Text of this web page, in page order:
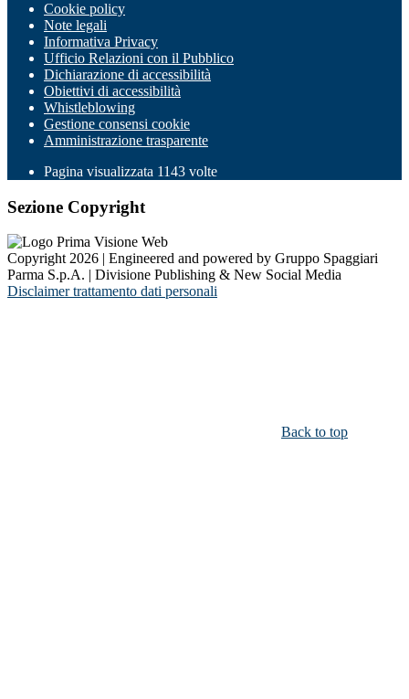
Cookie policy
Note legali
Informativa Privacy
Ufficio Relazioni con il Pubblico
Dichiarazione di accessibilità
Obiettivi di accessibilità
Whistleblowing
Gestione consensi cookie
Amministrazione trasparente
Pagina visualizzata 1143 volte
Sezione Copyright
Copyright 2026 | Engineered and powered by Gruppo Spaggiari
Parma S.p.A. | Divisione Publishing & New Social Media
Disclaimer trattamento dati personali
Back to top